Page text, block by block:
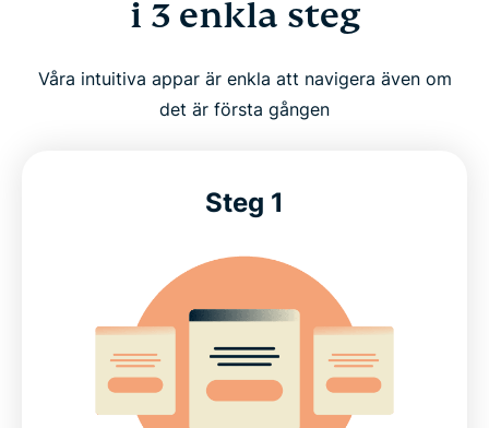
i 3 enkla steg
Våra intuitiva appar är enkla att navigera även om
det är första gången
Steg 1